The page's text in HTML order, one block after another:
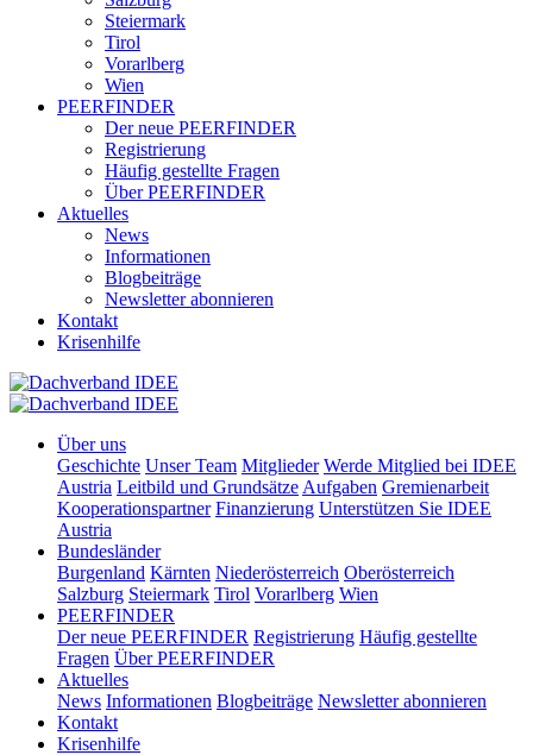
Steiermark
Tirol
Vorarlberg
Wien
PEERFINDER
Der neue PEERFINDER
Registrierung
Häufig gestellte Fragen
Über PEERFINDER
Aktuelles
News
Informationen
Blogbeiträge
Newsletter abonnieren
Kontakt
Krisenhilfe
Über uns
Geschichte Unser Team Mitglieder Werde Mitglied bei IDEE
Austria Leitbild und Grundsätze Aufgaben Gremienarbeit
Kooperationspartner Finanzierung Unterstützen Sie IDEE
Austria
Bundesländer
Burgenland Kärnten Niederösterreich Oberösterreich
Salzburg Steiermark Tirol Vorarlberg Wien
PEERFINDER
Der neue PEERFINDER Registrierung Häufig gestellte
Fragen Über PEERFINDER
Aktuelles
News Informationen Blogbeiträge Newsletter abonnieren
Kontakt
Krisenhilfe